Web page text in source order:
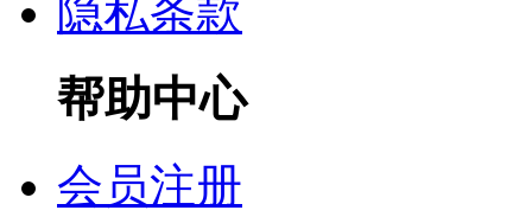
隐私条款
帮助中心
会员注册